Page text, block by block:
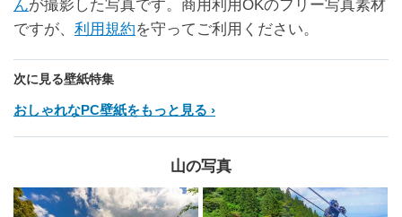
んが撮影した写真です。商用利用OKのフリー写真素材
ですが、 利用規約を守ってご利用ください。
次に見る壁紙特集
おしゃれなPC壁紙をもっと見る
山の写真